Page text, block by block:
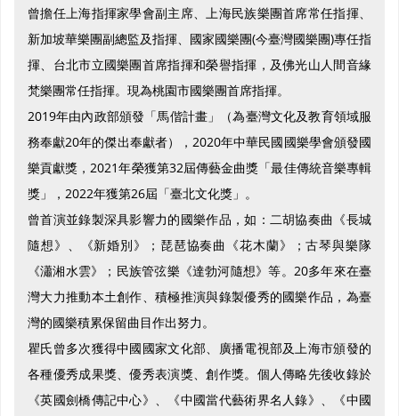
曾擔任上海指揮家學會副主席、上海民族樂團首席常任指揮、
新加坡華樂團副總監及指揮、國家國樂團(今臺灣國樂團)專任指
揮、台北市立國樂團首席指揮和榮譽指揮，及佛光山人間音緣
梵樂團常任指揮。現為桃園市國樂團首席指揮。
2019年由內政部頒發「馬偕計畫」（為臺灣文化及教育領域服
務奉獻20年的傑出奉獻者），2020年中華民國國樂學會頒發國
樂貢獻獎，2021年榮獲第32屆傳藝金曲獎「最佳傳統音樂專輯
獎」，2022年獲第26屆「臺北文化獎」。
曾首演並錄製深具影響力的國樂作品，如：二胡協奏曲《長城
隨想》、《新婚別》；琵琶協奏曲《花木蘭》；古琴與樂隊
《瀟湘水雲》；民族管弦樂《達勃河隨想》等。20多年來在臺
灣大力推動本土創作、積極推演與錄製優秀的國樂作品，為臺
灣的國樂積累保留曲目作出努力。
瞿氏曾多次獲得中國國家文化部、廣播電視部及上海市頒發的
各種優秀成果獎、優秀表演獎、創作獎。個人傳略先後收錄於
《英國劍橋傳記中心》、《中國當代藝術界名人錄》、《中國